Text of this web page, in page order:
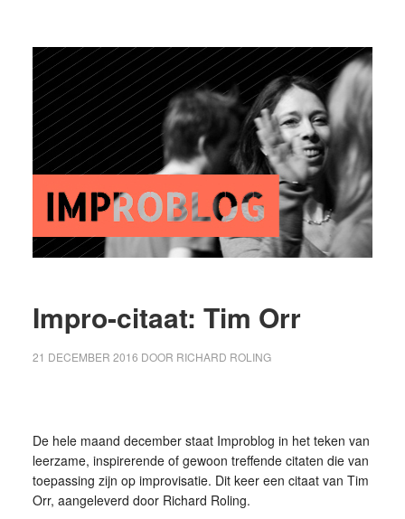
Impro-citaat: Tim Orr
21 DECEMBER 2016 DOOR RICHARD ROLING
De hele maand december staat Improblog in het teken van
leerzame, inspirerende of gewoon treffende citaten die van
toepassing zijn op improvisatie. Dit keer een citaat van Tim
Orr, aangeleverd door Richard Roling.